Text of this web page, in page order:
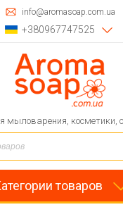
info@aromasoap.com.ua
+380967747525
мыловарения, косметики,
товаров